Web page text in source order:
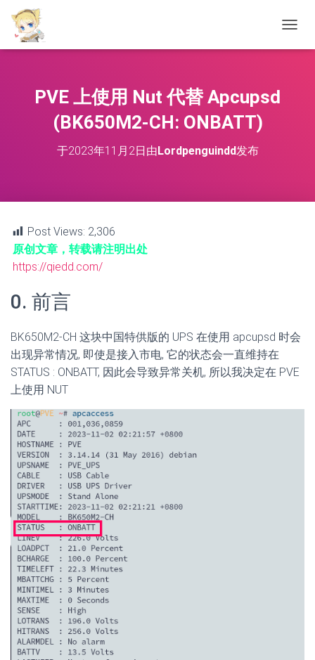
换
PVE 上使用 Nut 代替 Apcupsd
(BK650M2-CH: ONBATT)
于2023年11月2日由Lordpenguindd发布
Post Views: 2,306
原创文章，转载请注明出处
https://qiedd.com/
0. 前言
BK650M2-CH 这块中国特供版的 UPS 在使用 apcupsd 时会
出现异常情况, 即使是接入市电, 它的状态会一直维持在
STATUS : ONBATT, 因此会导致异常关机, 所以我决定在 PVE
上使用 NUT